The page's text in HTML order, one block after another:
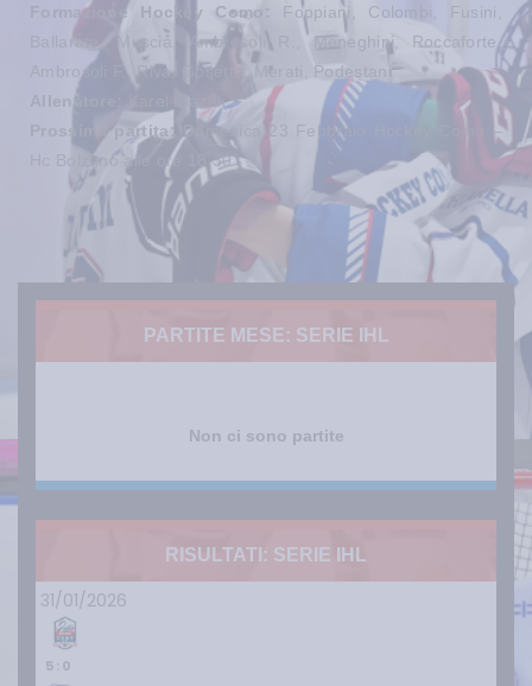
Formazione Hockey Como:
Foppiani, Colombi, Fusini,
Ballarate, Muscia, Ambrosoli R., Meneghini, Roccaforte,
Ambrosoli F., Riva, Gosetto, Merati, Podestani.
Allenatore:
Karel Blazek
Prossima partita:
Domenica 23 Febbraio Hockey Como –
Hc Bolzano alle ore 18,30
PARTITE MESE: SERIE IHL
Non ci sono partite
RISULTATI: SERIE IHL
31/01/2026
5 : 0